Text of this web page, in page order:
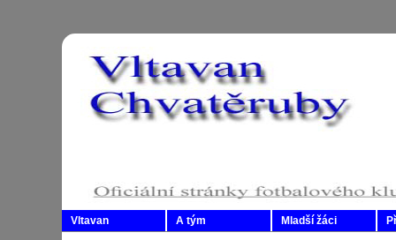
Vltavan A tým Mladší žáci